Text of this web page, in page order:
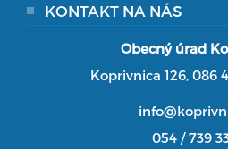
KONTAKT NA NÁS
Obecný úrad
Koprivnica 126, 086
054 / 739